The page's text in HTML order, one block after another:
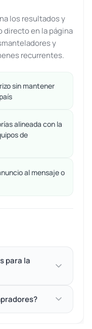
los resultados y
directo en la página
y
recurrentes.
sin mantener
alineada con la
de
al mensaje o
para la